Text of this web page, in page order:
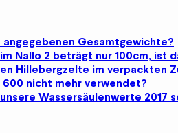
angegebenen Gesamtgewichte?
Nallo 2 beträgt nur 100cm, ist
Hillebergzelte im verpackten
600 nicht mehr verwendet?
Wassersäulenwerte 2017